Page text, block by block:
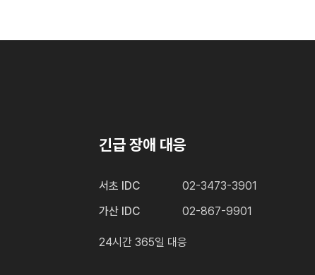
긴급 장애 대응
서초 IDC
02-3473-3901
가산 IDC
02-867-9901
24시간 365일 대응